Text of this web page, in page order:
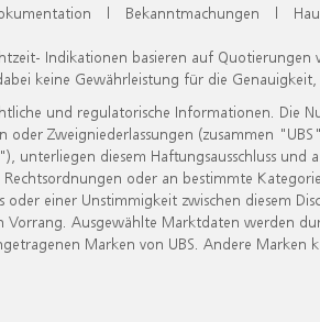
| Bekanntmachungen |
Indikationen basieren auf
keine Gewährleistung für die
und regulatorische Informationen. Die
oder Zweigniederlassungen (zusammen
unterliegen diesem Haftungsausschluss
oder an bestimmte
oder einer Unstimmigkeit zwischen diesem
Vorrang. Ausgewählte Marktdaten werden
Marken von UBS. Andere Marken